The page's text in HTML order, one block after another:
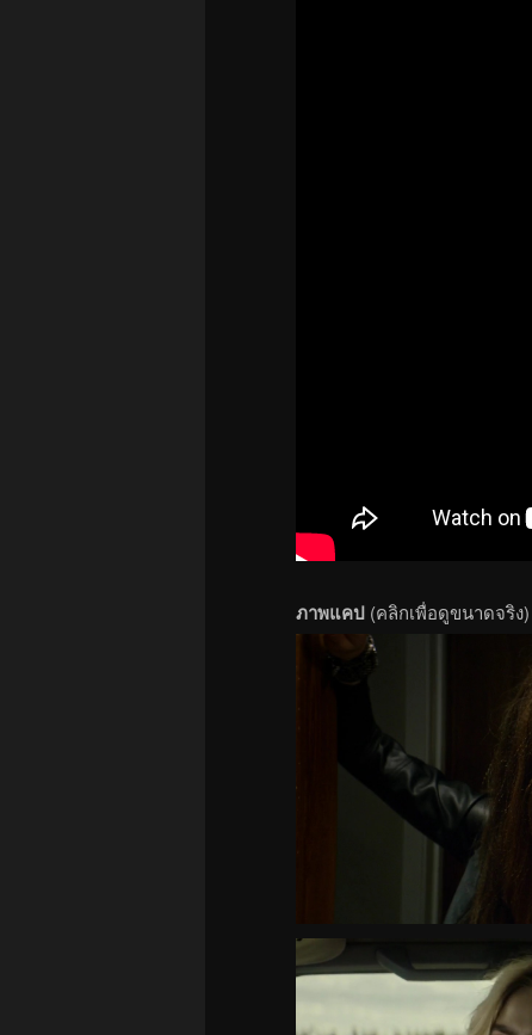
ภาพแคป (คลิกเพื่อดูขนาดจริง)